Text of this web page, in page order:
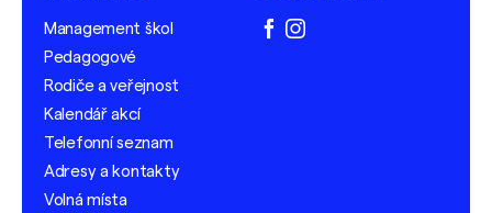
Management škol
Pedagogové
Rodiče a veřejnost
Kalendář akcí
Telefonní seznam
Adresy a kontakty
Volná místa
facebook
instagram